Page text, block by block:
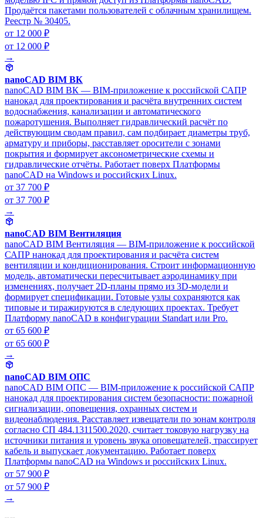
Продаётся пакетами пользователей с облачным хранилищем.
Реестр № 30405.
от 12 000 ₽
от 12 000 ₽
→
nanoCAD BIM ВК
nanoCAD BIM ВК — BIM-приложение к российской САПР
нанокад для проектирования и расчёта внутренних систем
водоснабжения, канализации и автоматического
пожаротушения. Выполняет гидравлический расчёт по
действующим сводам правил, сам подбирает диаметры труб,
арматуру и приборы, расставляет оросители с зонами
покрытия и формирует аксонометрические схемы и
гидравлические отчёты. Работает поверх Платформы
nanoCAD на Windows и российских Linux.
от 37 700 ₽
от 37 700 ₽
→
nanoCAD BIM Вентиляция
nanoCAD BIM Вентиляция — BIM-приложение к российской
САПР нанокад для проектирования и расчёта систем
вентиляции и кондиционирования. Строит информационную
модель, автоматически пересчитывает аэродинамику при
изменениях, получает 2D-планы прямо из 3D-модели и
формирует спецификации. Готовые узлы сохраняются как
типовые и тиражируются в следующих проектах. Требует
Платформу nanoCAD в конфигурации Standart или Pro.
от 65 600 ₽
от 65 600 ₽
→
nanoCAD BIM ОПС
nanoCAD BIM ОПС — BIM-приложение к российской САПР
нанокад для проектирования систем безопасности: пожарной
сигнализации, оповещения, охранных систем и
видеонаблюдения. Расставляет извещатели по зонам контроля
согласно СП 484.1311500.2020, считает токовую нагрузку на
источники питания и уровень звука оповещателей, трассирует
кабель и выпускает документацию. Работает поверх
Платформы nanoCAD на Windows и российских Linux.
от 57 900 ₽
от 57 900 ₽
→